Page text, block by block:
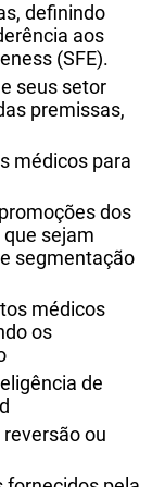
definindo
aos
(SFE).
seus setor
premissas,
médicos para
dos
sejam
segmentação
médicos
os
de
ou